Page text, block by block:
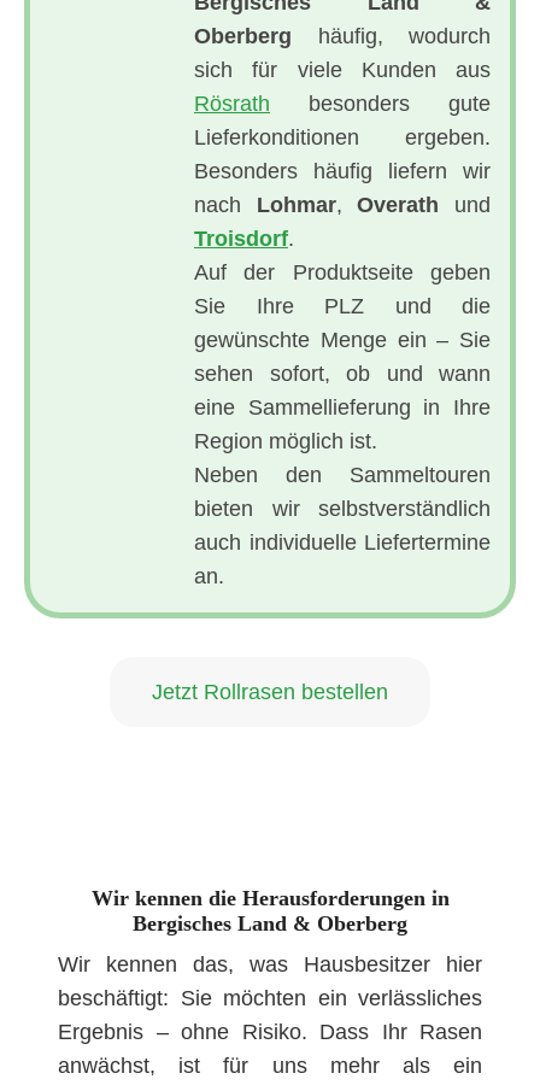
Oberberg häufig, wodurch
sich für viele Kunden aus
Rösrath besonders gute
Lieferkonditionen ergeben.
Besonders häufig liefern wir
nach Lohmar,Overath und
Troisdorf.
Auf der Produktseite geben
Sie Ihre PLZ und die
gewünschte Menge ein – Sie
sehen sofort, ob und wann
eine Sammellieferung in Ihre
Region möglich ist.
Neben den Sammeltouren
bieten wir selbstverständlich
auch individuelle Liefertermine
an.
Jetzt Rollrasen bestellen
Wir kennen die Herausforderungen in
Bergisches Land & Oberberg
Wir kennen das, was Hausbesitzer hier
beschäftigt: Sie möchten ein verlässliches
Ergebnis – ohne Risiko. Dass Ihr Rasen
anwächst, ist für uns mehr als ein